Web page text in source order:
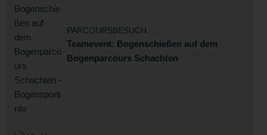
PARCOURSBESUCH
Teamevent: Bogenschießen auf dem
Bogenparcours Schachten